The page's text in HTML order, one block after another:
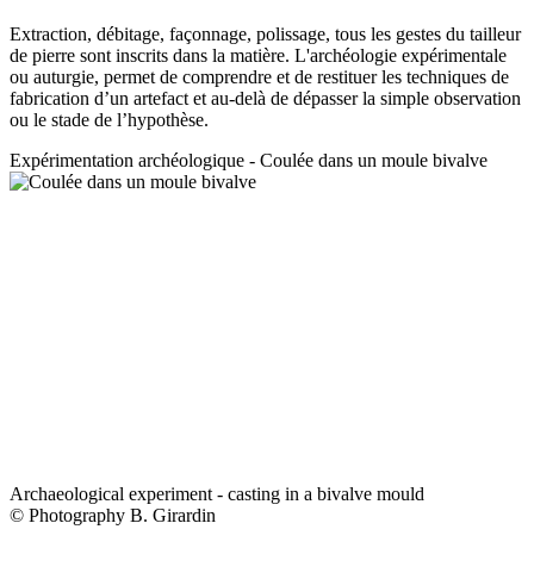
Extraction, débitage, façonnage, polissage, tous les gestes du tailleur
de pierre sont inscrits dans la matière. L'archéologie expérimentale
ou auturgie, permet de comprendre et de restituer les techniques de
fabrication d’un artefact et au-delà de dépasser la simple observation
ou le stade de l’hypothèse.
Expérimentation archéologique - Coulée dans un moule bivalve
Archaeological experiment - casting in a bivalve mould
© Photography B. Girardin